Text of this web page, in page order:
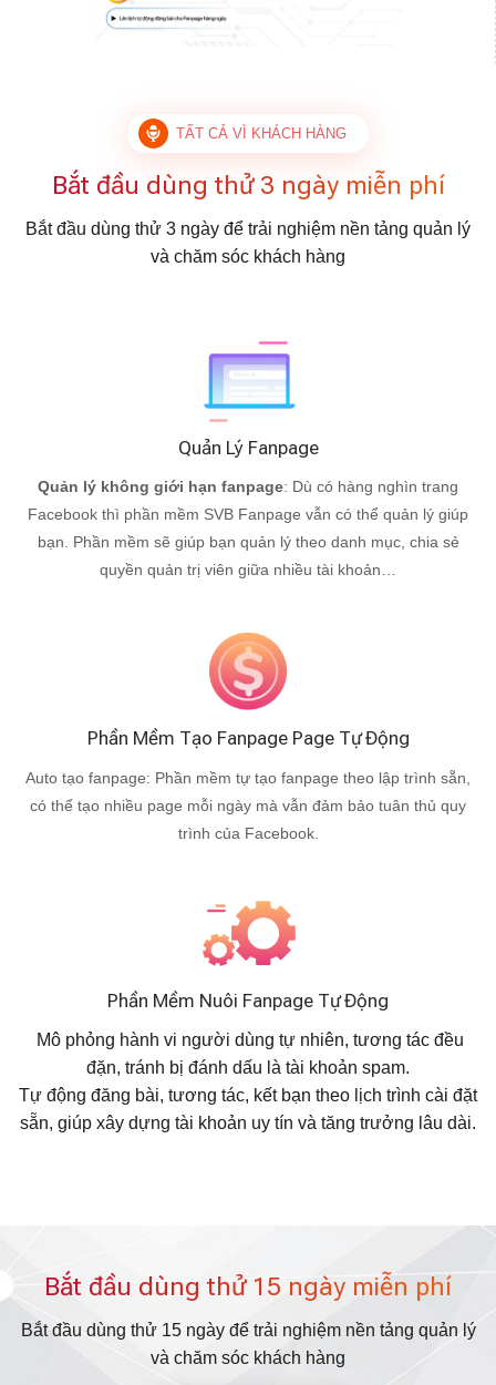
TẤT CẢ VÌ KHÁCH HÀNG
Bắt đầu dùng thử 3 ngày miễn phí
Bắt đầu dùng thử 3 ngày để trải nghiệm nền tảng quản lý
và chăm sóc khách hàng
Quản Lý Fanpage
Quản lý không giới hạn fanpage: Dù có hàng nghìn trang
Facebook thì phần mềm SVB Fanpage vẫn có thể quản lý giúp
bạn. Phần mềm sẽ giúp bạn quản lý theo danh mục, chia sẻ
quyền quản trị viên giữa nhiều tài khoản…
Phần Mềm Tạo Fanpage Page Tự Động
Auto tạo fanpage: Phần mềm tự tạo fanpage theo lập trình sẵn,
có thể tạo nhiều page mỗi ngày mà vẫn đảm bảo tuân thủ quy
trình của Facebook.
Phần Mềm Nuôi Fanpage Tự Động
Mô phỏng hành vi người dùng tự nhiên, tương tác đều
đặn, tránh bị đánh dấu là tài khoản spam.
Tự động đăng bài, tương tác, kết bạn theo lịch trình cài đặt
sẵn, giúp xây dựng tài khoản uy tín và tăng trưởng lâu dài.
Bắt đầu dùng thử 15 ngày miễn phí
Bắt đầu dùng thử 15 ngày để trải nghiệm nền tảng quản lý
và chăm sóc khách hàng